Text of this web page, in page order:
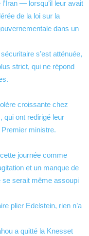
— lorsqu’il leur avait
de la loi sur la
dans un
s’est atténuée,
strict, qui ne répond
croissante chez
qui ont redirigé leur
ministre.
journée comme
et un manque de
se serait même assoupi
plier Edelstein, rien n’a
a quitté la Knesset